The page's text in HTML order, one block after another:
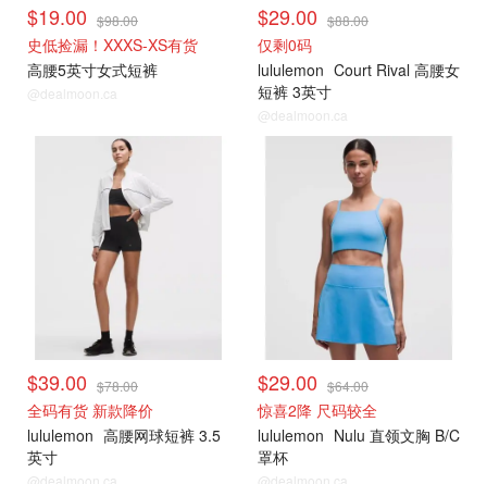
$19.00 $98.00
史低捡漏！XXXS-XS有货
高腰5英寸女式短裤
@dealmoon.ca
$29.00 $88.00
仅剩0码
lululemon Court Rival 高腰女
短裤 3英寸
@dealmoon.ca
$39.00 $78.00
全码有货 新款降价
lululemon 高腰网球短裤 3.5
英寸
@dealmoon.ca
$29.00 $64.00
惊喜2降 尺码较全
lululemon Nulu 直领文胸 B/C
罩杯
@dealmoon.ca